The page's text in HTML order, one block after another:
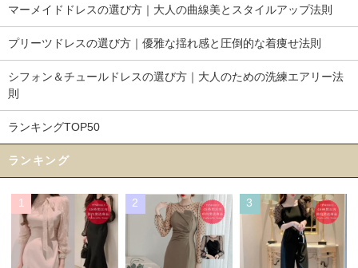
マーメイドドレスの選び方｜大人の曲線美とスタイルアップ法則
プリーツドレスの選び方｜優雅な揺れ感と圧倒的な着痩せ法則
シフォン＆チュールドレスの選び方｜大人のための洗練エアリー法
則
ランキングTOP50
ランキング
1 2 3